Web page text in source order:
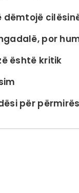
dëmtojë
por
është kritik
për